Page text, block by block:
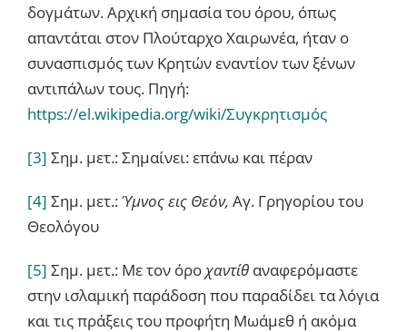
δογμάτων. Αρχική σημασία του όρου, όπως
απαντάται στον Πλούταρχο Χαιρωνέα, ήταν ο
συνασπισμός των Κρητών εναντίον των ξένων
αντιπάλων τους. Πηγή:
https://el.wikipedia.org/wiki/Συγκρητισμός
[3] Σημ. μετ.: Σημαίνει: επάνω και πέραν
[4] Σημ. μετ.:Ύμνος εις Θεόν, Αγ. Γρηγορίου του
Θεολόγου
[5] Σημ. μετ.: Με τον όρο χαντίθ αναφερόμαστε
στην ισλαμική παράδοση που παραδίδει τα λόγια
και τις πράξεις του προφήτη Μωάμεθ ή ακόμα